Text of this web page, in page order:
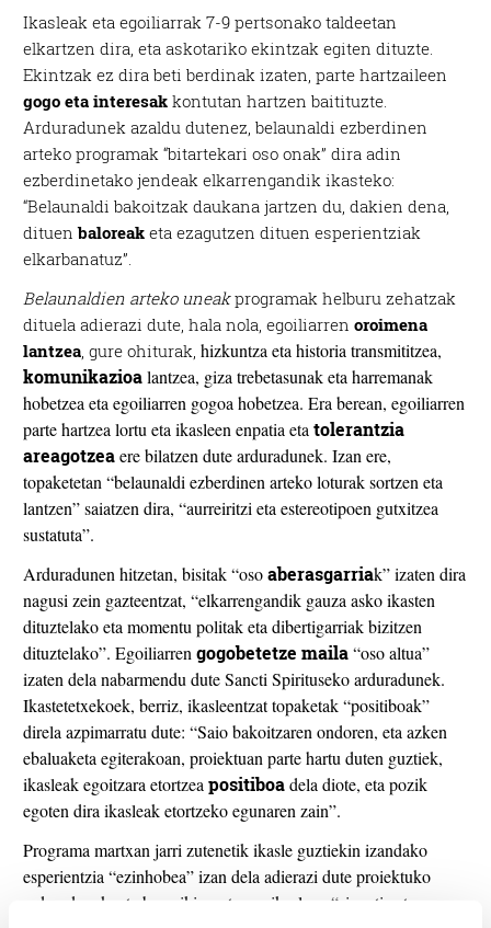
Ikasleak eta egoiliarrak 7-9 pertsonako taldeetan
elkartzen dira, eta askotariko ekintzak egiten dituzte.
Ekintzak ez dira beti berdinak izaten, parte hartzaileen
gogo eta interesak kontutan hartzen baitituzte.
Arduradunek azaldu dutenez, belaunaldi ezberdinen
arteko programak “bitartekari oso onak” dira adin
ezberdinetako jendeak elkarrengandik ikasteko:
“Belaunaldi bakoitzak daukana jartzen du, dakien dena,
dituenbaloreak eta ezagutzen dituen esperientziak
elkarbanatuz”.
Belaunaldien arteko uneakprogramak helburu zehatzak
dituela adierazi dute, hala nola, egoiliarrenoroimena
lantzea , gure ohiturak,hizkuntza eta historia transmititzea,
komunikazioalantzea, giza trebetasunak eta harremanak
hobetzea eta egoiliarren gogoa hobetzea. Era berean, egoiliarren
parte hartzea lortu eta ikasleen enpatia eta tolerantzia
areagotzeaere bilatzen dute arduradunek. Izan ere,
topaketetan “belaunaldi ezberdinen arteko loturak sortzen eta
lantzen” saiatzen dira, “aurreiritzi eta estereotipoen gutxitzea
sustatuta”.
Arduradunen hitzetan, bisitak “osoaberasgarriak” izaten dira
nagusi zein gazteentzat, “elkarrengandik gauza asko ikasten
dituztelako eta momentu politak eta dibertigarriak bizitzen
dituztelako”. Egoiliarrengogobetetze maila“oso altua”
izaten dela nabarmendu dute Sancti Spirituseko arduradunek.
Ikastetetxekoek, berriz, ikasleentzat topaketak “positiboak”
direla azpimarratu dute:“Saio bakoitzaren ondoren, eta azken
ebaluaketa egiterakoan, proiektuan parte hartu duten guztiek,
ikasleak egoitzara etortzeapositiboadela diote, eta pozik
egoten dira ikasleak etortzeko egunaren zain”.
Programa martxan jarri zutenetik ikasle guztiekin izandako
esperientzia “ezinhobea” izan dela adierazi dute proiektuko
arduradunek, eta bereziki, aurtengo ikasleen “sinpatia eta